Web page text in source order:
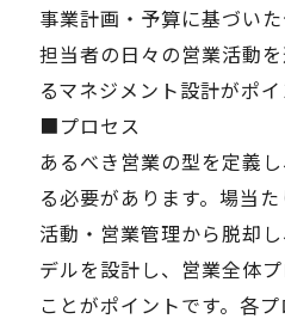
事業計画・予算に基づい
担当者の日々の営業活動
るマネジメント設計がポイ
■プロセス
あるべき営業の型を定義
る必要があります。場当
活動・営業管理から脱却
デルを設計し、営業全体
ことがポイントです。各